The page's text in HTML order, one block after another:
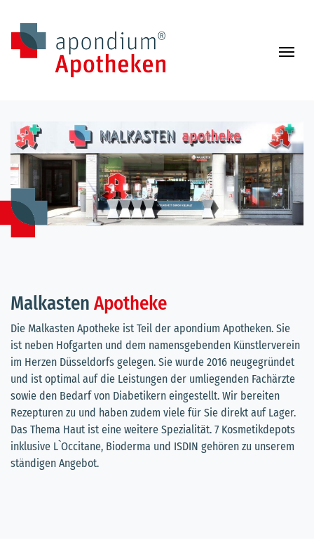
Malkasten Apotheke
Die Malkasten Apotheke ist Teil der apondium Apotheken. Sie
ist neben Hofgarten und dem namensgebenden Künstlerverein
im Herzen Düsseldorfs gelegen. Sie wurde 2016 neugegründet
und ist optimal auf die Leistungen der umliegenden Fachärzte
sowie den Bedarf von Diabetikern eingestellt. Wir bereiten
Rezepturen zu und haben zudem viele für Sie direkt auf Lager.
Das Thema Haut ist eine weitere Spezialität. 7 Kosmetikdepots
inklusive L`Occitane, Bioderma und ISDIN gehören zu unserem
ständigen Angebot.